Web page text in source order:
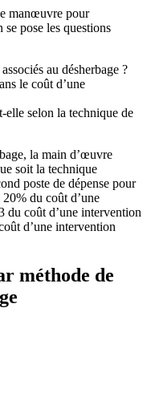
manœuvre pour
pose les questions
au désherbage ?
le coût d’une
elle selon la technique de
la main d’œuvre
soit la technique
poste de dépense pour
du coût d’une
du coût d’une intervention
d’une intervention
méthode de